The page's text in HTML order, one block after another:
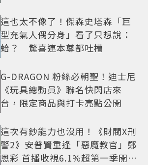
這也太不像了！傑森史塔森「巨
型充氣人偶分身」看了只想說：
蛤？ 驚喜連本尊都吐槽
G-DRAGON 粉絲必朝聖！迪士尼
《玩具總動員》聯名快閃店來
台，限定商品與打卡亮點公開
這次有鈔能力也沒用！《財閥X刑
警2》安普賢重逢「惡魔教官」鄭
恩彩 首播收視6.1%超第一季開紅